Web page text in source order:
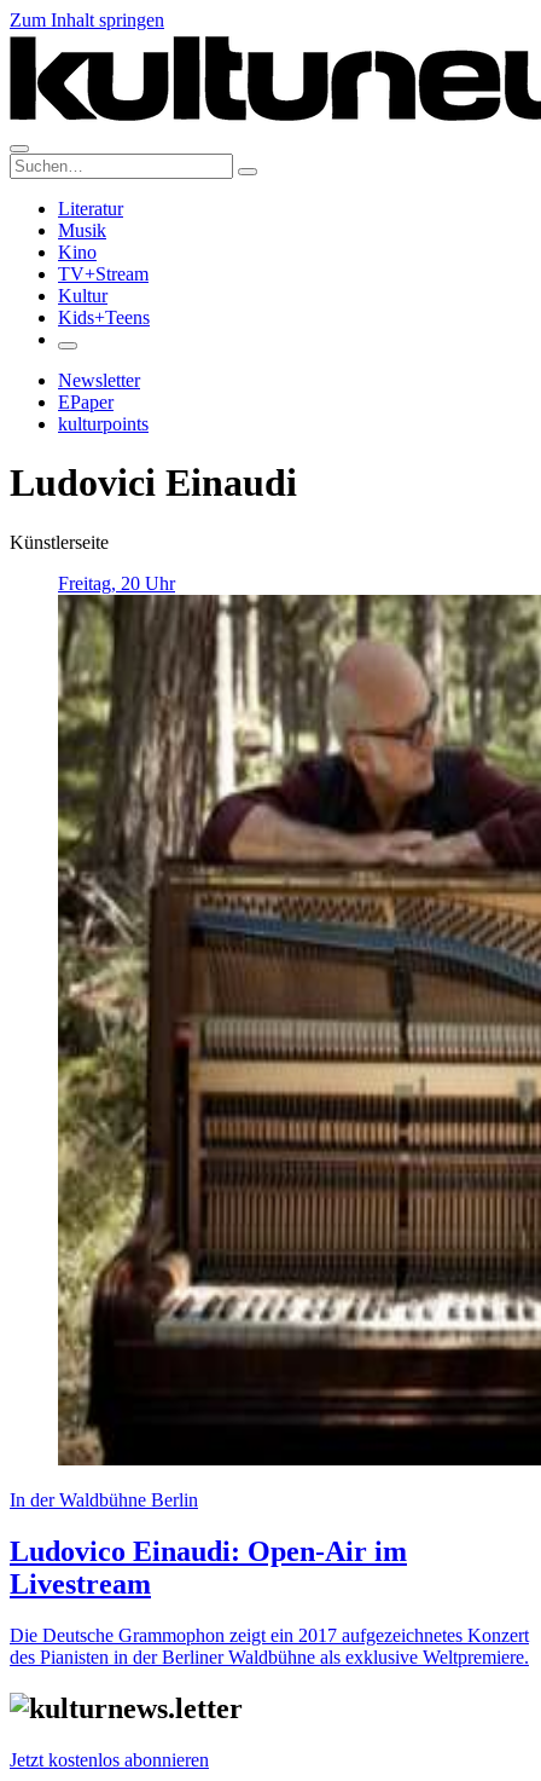
Zum Inhalt springen
Suche:
Literatur
Musik
Kino
TV+Stream
Kultur
Kids+Teens
Newsletter
EPaper
kulturpoints
Ludovici Einaudi
Künstlerseite
Freitag, 20 Uhr
In der Waldbühne Berlin
Ludovico Einaudi: Open-Air im
Livestream
Die Deutsche Grammophon zeigt ein 2017 aufgezeichnetes Konzert
des Pianisten in der Berliner Waldbühne als exklusive Weltpremiere.
Jetzt kostenlos abonnieren